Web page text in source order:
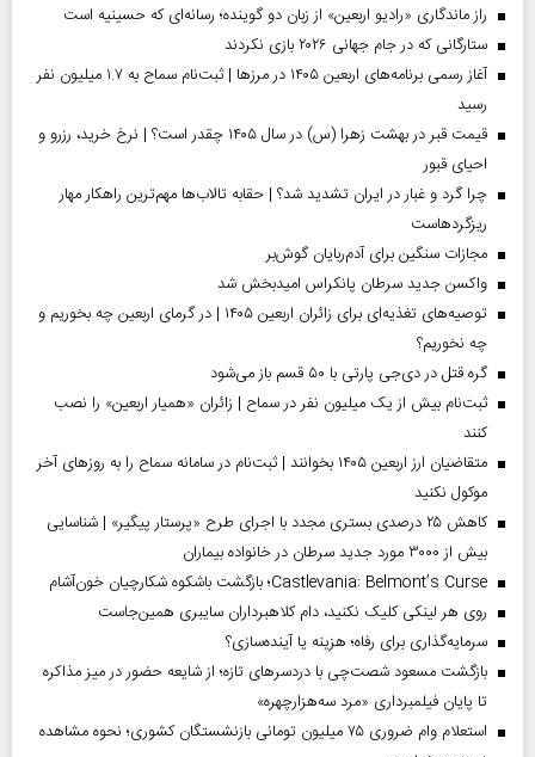
راز ماندگاری «رادیو اربعین» از زبان دو گوینده؛ رسانه‌ای که حسینیه است
ستارگانی که در جام جهانی ۲۰۲۶ بازی نکردند
آغاز رسمی برنامه‌های اربعین ۱۴۰۵ در مرز‌ها | ثبت‌نام سماح به ۱.۷ میلیون نفر
رسید
قیمت قبر در بهشت زهرا (س) در سال ۱۴۰۵ چقدر است؟ | نرخ خرید، رزرو و
احیای قبور
چرا گرد و غبار در ایران تشدید شد؟ | حقابه تالاب‌ها مهم‌ترین راهکار مهار
ریزگردهاست
مجازات سنگین برای آدم‌ربایان گوش‌بر
واکسن جدید سرطان پانکراس امیدبخش شد
توصیه‌های تغذیه‌ای برای زائران اربعین ۱۴۰۵ | در گرمای اربعین چه بخوریم و
چه نخوریم؟
گره قتل در دی‌جی پارتی با ۵۰ قسم باز می‌شود
ثبت‌نام بیش از یک میلیون نفر در سماح | زائران «همیار اربعین» را نصب
کنند
متقاضیان ارز اربعین ۱۴۰۵ بخوانند | ثبت‌نام در سامانه سماح را به روز‌های آخر
موکول نکنید
کاهش ۲۵ درصدی بستری مجدد با اجرای طرح «پرستار پیگیر» | شناسایی
بیش از ۳۰۰۰ مورد جدید سرطان در خانواده بیماران
Castlevania: Belmont’s Curse؛ بازگشت باشکوه شکارچیان خون‌آشام
روی هر لینکی کلیک نکنید، دام کلاهبرداران سایبری همین‌جاست
سرمایه‌گذاری برای رفاه؛ هزینه یا آینده‌سازی؟
بازگشت مسعود شصت‌چی با دردسر‌های تازه؛ از شایعه حضور در میز مذاکره
تا پایان فیلمبرداری «مرد سه‌هزارچهره»
استعلام وام ضروری ۷۵ میلیون تومانی بازنشستگان کشوری؛ نحوه مشاهده